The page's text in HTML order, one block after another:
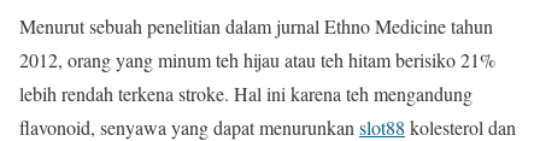
Menurut sebuah penelitian dalam jurnal Ethno Medicine tahun
2012, orang yang minum teh hijau atau teh hitam berisiko 21%
lebih rendah terkena stroke. Hal ini karena teh mengandung
flavonoid, senyawa yang dapat menurunkan slot88 kolesterol dan